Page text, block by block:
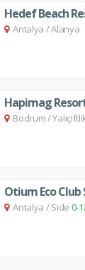
Hedef Beach
Antalya /Alanya
Hapimag
Bodrum/
Otium Eco Club
Antalya /Side 0-